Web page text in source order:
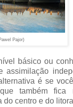
Pajor)
básico ou
assimilação
é se
também fica
do centro e do